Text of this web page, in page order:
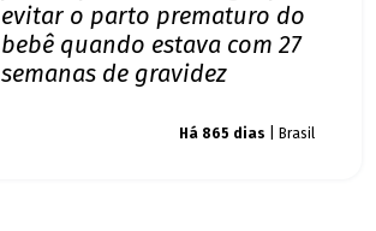
evitar o parto prematuro do
bebê quando estava com 27
semanas de gravidez
Há 865 dias | Brasil